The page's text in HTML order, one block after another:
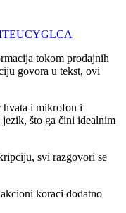
EUCYGLCA
tokom prodajnih
govora u tekst, ovi
hvata i mikrofon i
što ga čini idealnim
svi razgovori se
koraci dodatno